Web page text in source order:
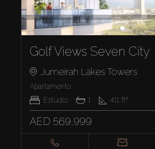
Golf Views Seven City
Jumeirah Lakes Towers
Apartamento
Estudio
1 411 ft²
AED 569,999